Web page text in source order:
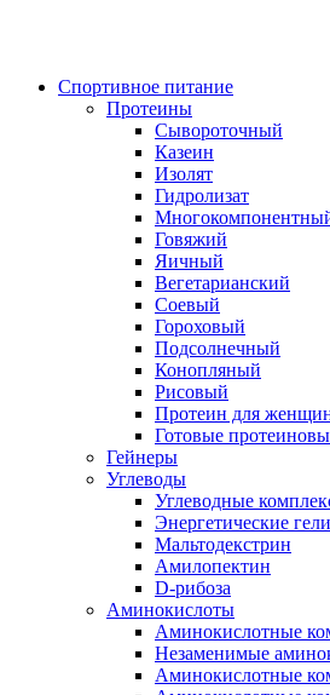
Спортивное питание
Протеины
Сывороточный
Казеин
Изолят
Гидролизат
Говяжий
Яичный
Вегетарианский
Соевый
Гороховый
Подсолнечный
Конопляный
Рисовый
Протеин для
Готовые
Гейнеры
Углеводы
Углеводные
Энергетические гели
Мальтодекстрин
Амилопектин
D-рибоза
Аминокислоты
Аминокислотные
Незаменимые
Аминокислотные